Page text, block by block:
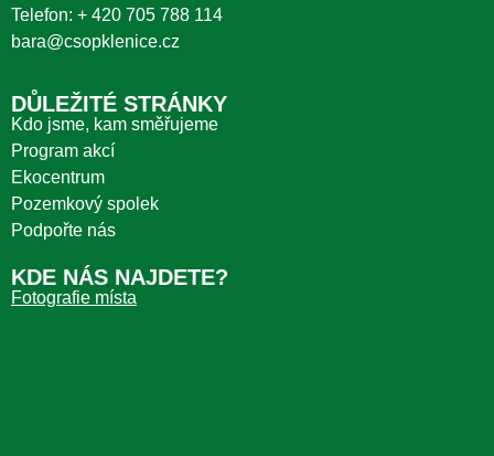
Telefon: + 420 705 788 114
bara@csopklenice.cz
DŮLEŽITÉ STRÁNKY
Kdo jsme, kam směřujeme
Program akcí
Ekocentrum
Pozemkový spolek
Podpořte nás
KDE NÁS NAJDETE?
Fotografie místa